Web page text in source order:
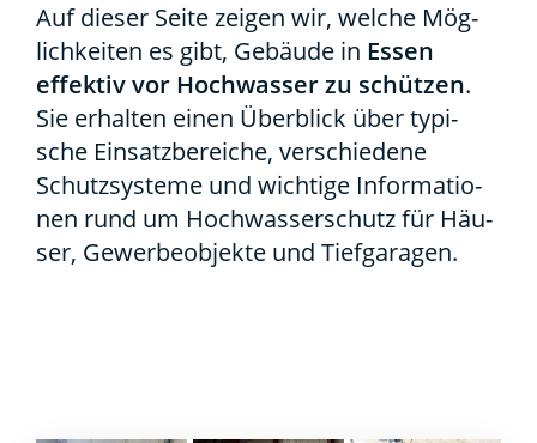
Auf die­ser Sei­te zei­gen wir, wel­che Mög­
lich­kei­ten es gibt, Gebäu­de in Essen
effek­tiv vor Hoch­was­ser zu schüt­zen.
Sie erhal­ten einen Über­blick über typi­
sche Ein­satz­be­rei­che, ver­schie­de­ne
Schutz­sys­te­me und wich­ti­ge Infor­ma­tio­
nen rund um Hoch­was­ser­schutz für Häu­
ser, Gewer­be­ob­jek­te und Tief­ga­ra­gen.